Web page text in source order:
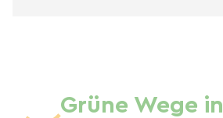
Grüne Wege in